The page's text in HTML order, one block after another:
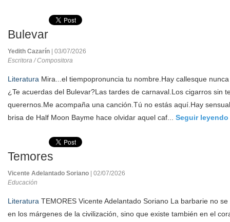
Bulevar
Yedith Cazarín
| 03/07/2026
Escritora / Compositora
Literatura Mira...el tiempopronuncia tu nombre.Hay callesque
¿Te acuerdas del Bulevar?Las tardes de carnaval.Los cigarros sin
querernos.Me acompaña una canción.Tú no estás aquí.Hay
brisa de Half Moon Bayme hace olvidar aquel caf... Seguir leyendo
Temores
Vicente Adelantado Soriano
| 02/07/2026
Educación
Literatura TEMORES Vicente Adelantado Soriano La barbarie no
en los márgenes de la civilización, sino que existe también en el